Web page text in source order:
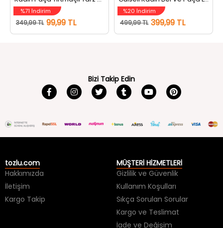
349,99 TL 99,99 TL 499,99 TL 399,99 TL
Hakkımızda
İletişim
Kargo Takip
Gizlilik ve Güvenlik
Kullanım Koşulları
Sıkça Sorulan Sorular
Kargo ve Teslimat
İade ve Değişim